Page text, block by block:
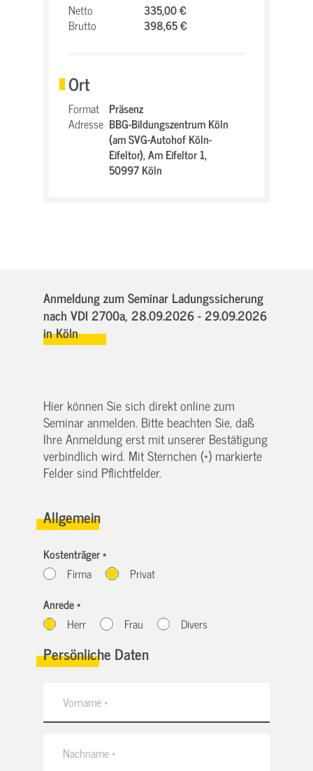
Netto
335,00 €
Brutto
398,65 €
Ort
Format Präsenz
Adresse BBG-Bildungszentrum Köln
(am SVG-Autohof Köln-
Eifeltor),Am Eifeltor 1,
50997 Köln
Anmeldung zum Seminar Ladungssicherung
nach VDI 2700a, 28.09.2026 - 29.09.2026
in Köln
Hier können Sie sich direkt online zum
Seminar anmelden. Bitte beachten Sie, daß
Ihre Anmeldung erst mit unserer Bestätigung
verbindlich wird. Mit Sternchen (*) markierte
Felder sind Pflichtfelder.
Allgemein
Kostenträger *
Firma
Privat
Anrede *
Herr
Frau Divers
Persönliche Daten